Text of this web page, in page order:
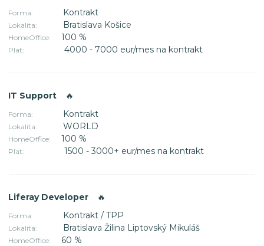
Forma: Kontrakt
Lokalita: Bratislava Košice
HomeOffice: 100 %
Plat: 4000 - 7000 eur/mes na kontrakt
IT Support 🔥
Forma: Kontrakt
Lokalita: WORLD
HomeOffice: 100 %
Plat: 1500 - 3000+ eur/mes na kontrakt
Liferay Developer 🔥
Forma: Kontrakt / TPP
Lokalita: Bratislava Žilina Liptovský Mikuláš
HomeOffice: 60 %